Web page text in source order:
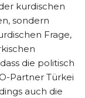
kurdischen
sondern
Frage,
die politisch
Partner Türkei
auch die